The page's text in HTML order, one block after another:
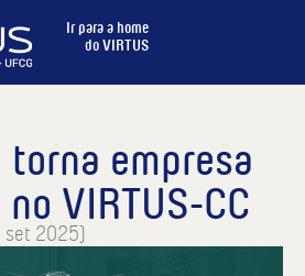
Ir para a home
do VIRTUS
torna empresa
VIRTUS-CC
set 2025)